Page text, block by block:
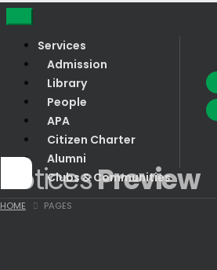
Services
Admission
Library
People
APA
Citizen Charter
Alumni
Clubs & Communities
NoticesPreview
HOME PAGES